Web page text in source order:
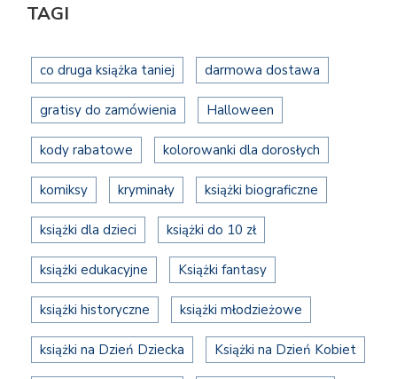
TAGI
co druga książka taniej darmowa dostawa
gratisy do zamówienia Halloween
kody rabatowe kolorowanki dla dorosłych
komiksy kryminały książki biograficzne
książki dla dzieci książki do 10 zł
książki edukacyjne Książki fantasy
książki historyczne książki młodzieżowe
książki na Dzień Dziecka Książki na Dzień Kobiet